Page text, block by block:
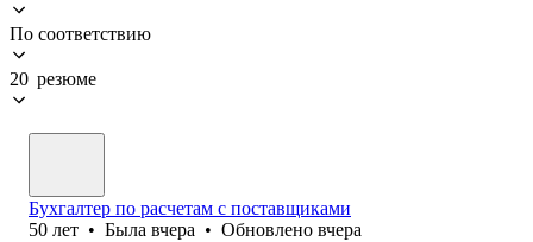
По соответствию
20 резюме
Бухгалтер по расчетам с поставщиками
50 лет • Была вчера • Обновлено вчера